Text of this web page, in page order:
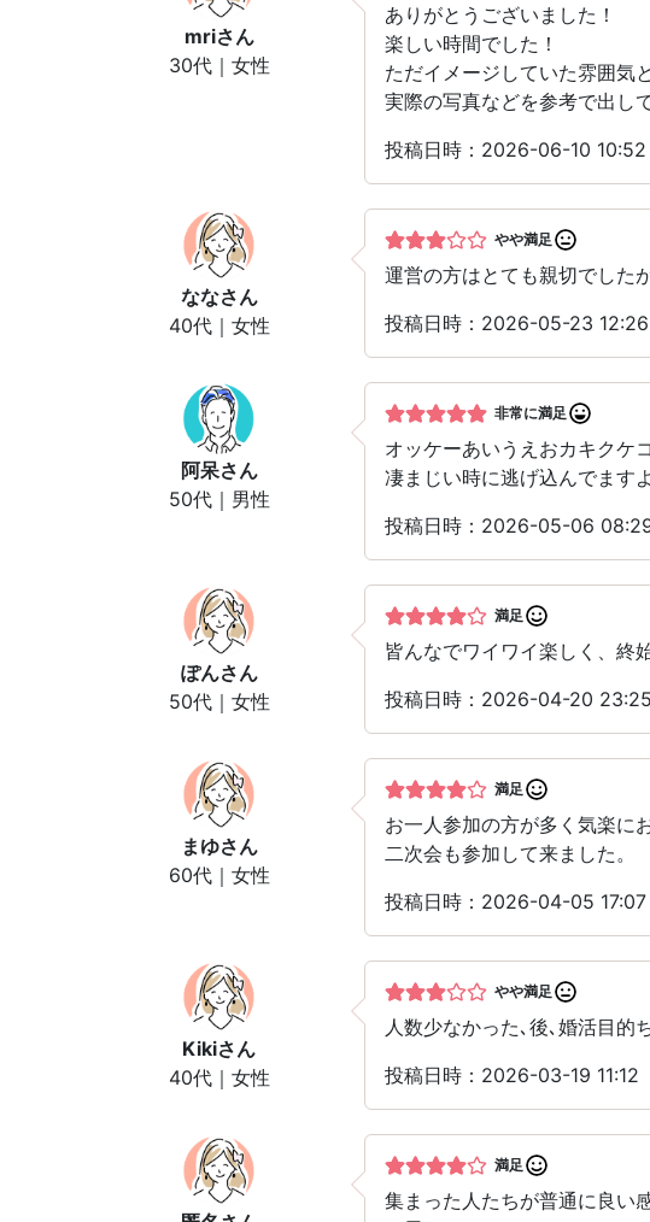
mriさん
30代｜女性
ありがとうございました！
楽しい時間でした！
ただイメージしていた雰囲気
実際の写真などを参考で出し
投稿日時：2026-06-10 10:52
ななさん
40代｜女性
やや満足
運営の方はとても親切でした
投稿日時：2026-05-23 12:26
阿呆さん
50代｜男性
非常に満足
オッケーあいうえおカキクケ
凄まじい時に逃げ込んでま
投稿日時：2026-05-06 08:29
ぽんさん
50代｜女性
満足
皆んなでワイワイ楽しく、終
投稿日時：2026-04-20 23:25
まゆさん
60代｜女性
満足
お一人参加の方が多く気楽に
二次会も参加して来ました。
投稿日時：2026-04-05 17:07
Kikiさん
40代｜女性
やや満足
人数少なかった､後､婚活目的
投稿日時：2026-03-19 11:12
満足
集まった人たちが普通に良い